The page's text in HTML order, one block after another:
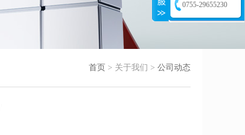
首页 > 关于我们 > 公司动态
0755-29655230